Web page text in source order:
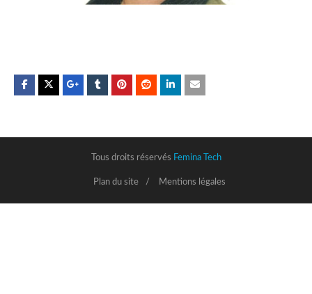
Tous droits réservés Femina Tech
Plan du site Mentions légales